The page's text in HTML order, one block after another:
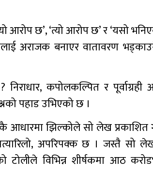
आरोप छ’, ‘त्यो आरोप छ’ र ‘यसो
अराजक बनाएर वातावरण
कपोलकल्पित र पूर्वाग्रही
पहाड उभिएको छ ।
आधारमा झिल्कोले सो लेख
अपरिपक्क छ । जस्तै सो
विभिन्न शीर्षकमा आठ